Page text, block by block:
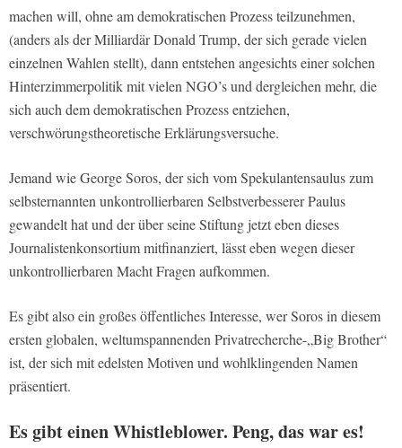
machen will, ohne am demokratischen Prozess teilzunehmen,
(anders als der Milliardär Donald Trump, der sich gerade vielen
einzelnen Wahlen stellt), dann entstehen angesichts einer solchen
Hinterzimmerpolitik mit vielen NGO’s und dergleichen mehr, die
sich auch dem demokratischen Prozess entziehen,
verschwörungstheoretische Erklärungsversuche.
Jemand wie George Soros, der sich vom Spekulantensaulus zum
selbsternannten unkontrollierbaren Selbstverbesserer Paulus
gewandelt hat und der über seine Stiftung jetzt eben dieses
Journalistenkonsortium mitfinanziert, lässt eben wegen dieser
unkontrollierbaren Macht Fragen aufkommen.
Es gibt also ein großes öffentliches Interesse, wer Soros in diesem
ersten globalen, weltumspannenden Privatrecherche-„Big Brother“
ist, der sich mit edelsten Motiven und wohlklingenden Namen
präsentiert.
Es gibt einen Whistleblower. Peng, das war es!